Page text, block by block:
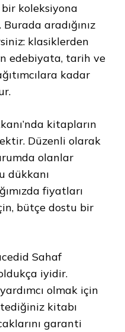
koleksiyona
aradığınız
klasiklerden
edebiyata, tarih ve
kadar
kitapların
Düzenli olarak
olanlar
dükkanı
fiyatları
bütçe dostu bir
Sahaf
iyidir.
olmak için
kitabı
garanti